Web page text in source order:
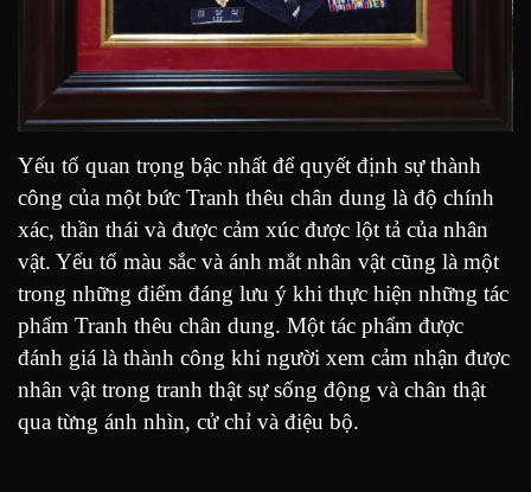
Yếu tố quan trọng bậc nhất để quyết định sự thành
công của một bức Tranh thêu chân dung là độ chính
xác, thần thái và được cảm xúc được lột tả của nhân
vật. Yếu tố màu sắc và ánh mắt nhân vật cũng là một
trong những điểm đáng lưu ý khi thực hiện những tác
phẩm Tranh thêu chân dung. Một tác phẩm được
đánh giá là thành công khi người xem cảm nhận được
nhân vật trong tranh thật sự sống động và chân thật
qua từng ánh nhìn, cử chỉ và điệu bộ.